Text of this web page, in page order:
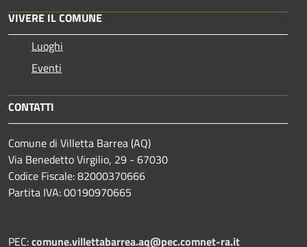
VIVERE IL COMUNE
Luoghi
Eventi
CONTATTI
Comune di Villetta Barrea (AQ)
Via Benedetto Virgilio, 29 - 67030
Codice Fiscale: 82000370666
Partita IVA: 00190970665
PEC:comune.villettabarrea.aq@pec.comnet-ra.it